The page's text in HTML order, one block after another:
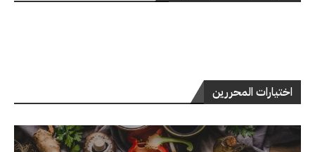
اختيارات المحررين